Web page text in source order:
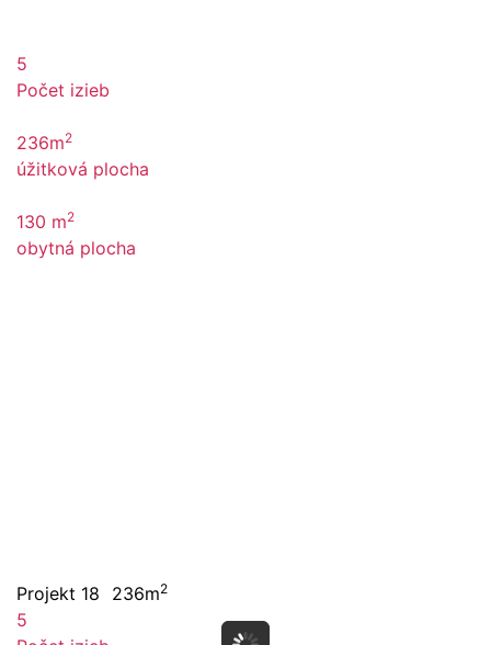
5
Počet izieb
236m2
úžitková plocha
130 m2
obytná plocha
Projekt 18 236m2
5